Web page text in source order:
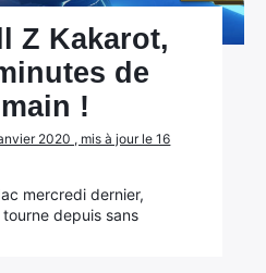
Z Kakarot,
de
!
2020 , mis à jour le 16
mercredi dernier,
depuis sans